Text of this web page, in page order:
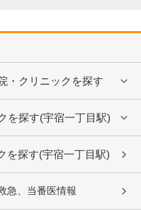
・クリニックを探す
を探す(宇宿一丁目駅)
を探す(宇宿一丁目駅)
急、当番医情報